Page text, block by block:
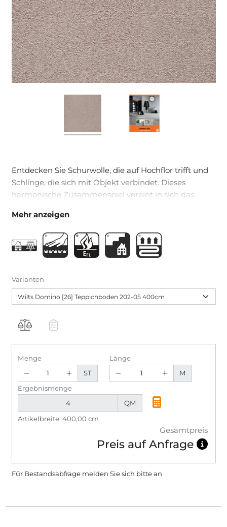
Entdecken Sie Schurwolle, die auf Hochflor trifft und
Schlinge, die sich mit Objekt verbindet. Dieses
harmonische Zusammenspiel vereint in sich das
Mehr anzeigen
Varianten
Menge
ST
Länge
M
Ergebnismenge
QM
Artikelbreite: 400,00 cm
Gesamtpreis
Preis auf Anfrage
Für Bestandsabfrage melden Sie sich bittean